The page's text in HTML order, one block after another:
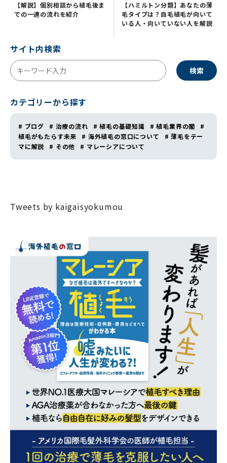
【解説】個別相談から植毛後ま
での一連の流れを紹介
【ハミルトン分類】あなたの薄
毛タイプは？自毛植毛が向いて
いる人・向いていない人を解説
サイト内検索
検索
カテゴリーから探す
# ブログ # 治療の流れ # 植毛の基礎知識 # 植毛業界の闇
#
植毛がもたらす未来
# 海外植毛の窓口について
# 薄毛をテー
マに解説
# その他 # マレーシアについて
Tweets by kaigaisyokumou